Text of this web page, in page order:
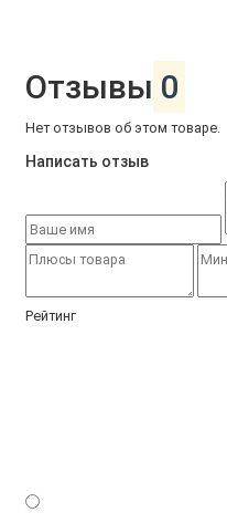
Отзывы 0
Нет отзывов об этом товаре.
Написать отзыв
Рейтинг